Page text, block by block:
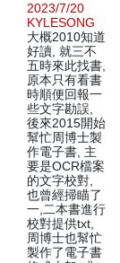
2023/7/20
KYLESONG
大概2010知道
好讀, 就三不
五時來此找書,
原本只有看書
時順便回報一
些文字勘誤,
後來2015開始
幫忙周博士製
作電子書, 主
要是OCR檔案
的文字校對,
也曾經掃瞄了
一,二本書進行
校對提供txt,
周博士也幫忙
製作了電子書